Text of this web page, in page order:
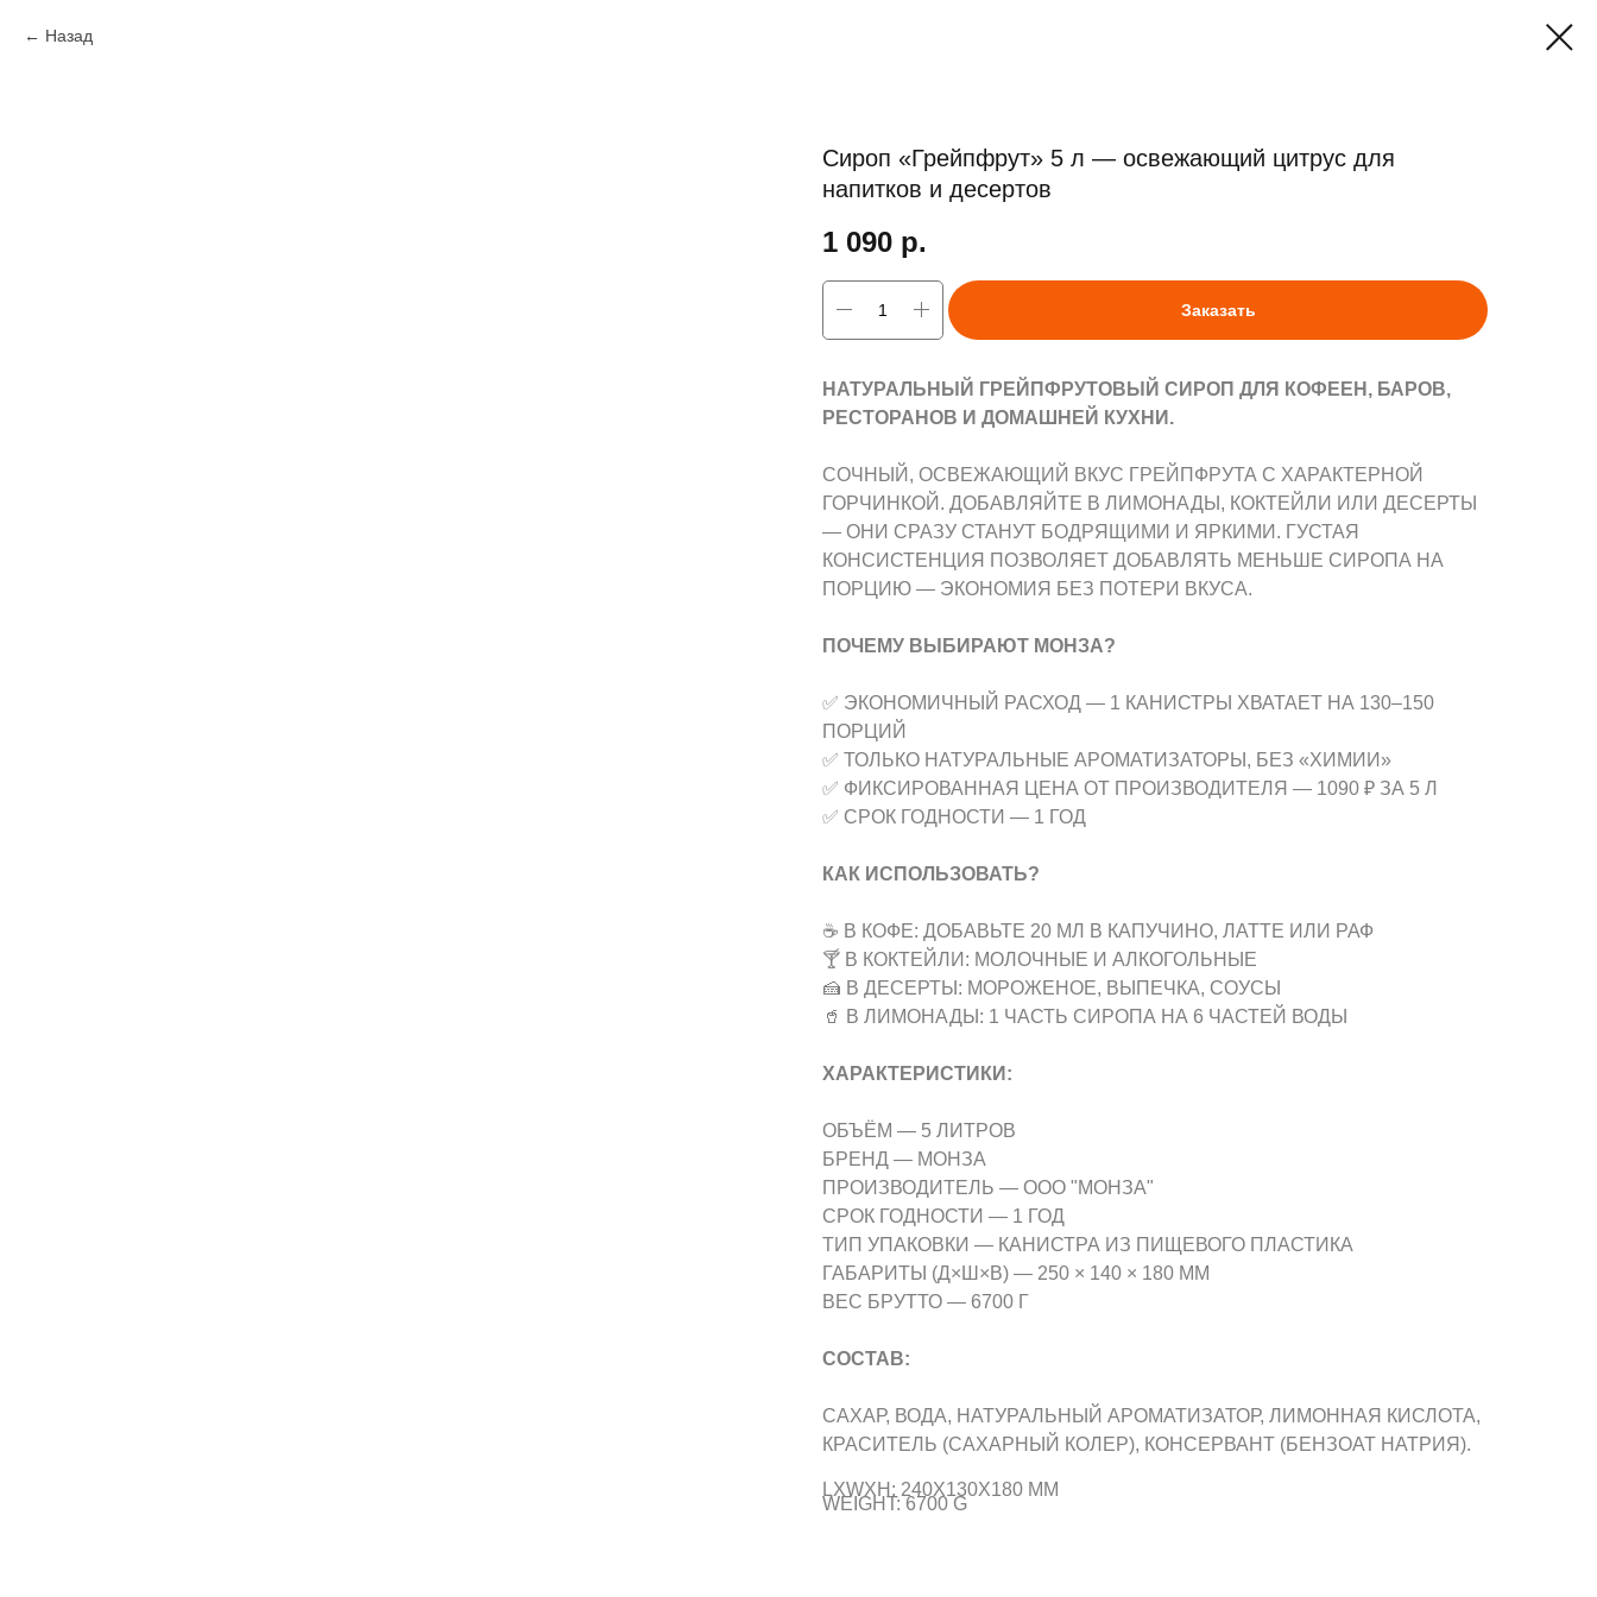
Назад
Сироп «Грейпфрут» 5 л — освежающий цитрус для
напитков и десертов
1 090 р.
Заказать
НАТУРАЛЬНЫЙ ГРЕЙПФРУТОВЫЙ СИРОП ДЛЯ КОФЕЕН, БАРОВ,
РЕСТОРАНОВ И ДОМАШНЕЙ КУХНИ.
СОЧНЫЙ, ОСВЕЖАЮЩИЙ ВКУС ГРЕЙПФРУТА С ХАРАКТЕРНОЙ
ГОРЧИНКОЙ. ДОБАВЛЯЙТЕ В ЛИМОНАДЫ, КОКТЕЙЛИ ИЛИ ДЕСЕРТЫ
— ОНИ СРАЗУ СТАНУТ БОДРЯЩИМИ И ЯРКИМИ. ГУСТАЯ
КОНСИСТЕНЦИЯ ПОЗВОЛЯЕТ ДОБАВЛЯТЬ МЕНЬШЕ СИРОПА НА
ПОРЦИЮ — ЭКОНОМИЯ БЕЗ ПОТЕРИ ВКУСА.
ПОЧЕМУ ВЫБИРАЮТ МОНЗА?
✅ ЭКОНОМИЧНЫЙ РАСХОД — 1 КАНИСТРЫ ХВАТАЕТ НА 130–150
ПОРЦИЙ
✅ ТОЛЬКО НАТУРАЛЬНЫЕ АРОМАТИЗАТОРЫ, БЕЗ «ХИМИИ»
✅ ФИКСИРОВАННАЯ ЦЕНА ОТ ПРОИЗВОДИТЕЛЯ — 1090 ₽ ЗА 5 Л
✅ СРОК ГОДНОСТИ — 1 ГОД
КАК ИСПОЛЬЗОВАТЬ?
☕ В КОФЕ: ДОБАВЬТЕ 20 МЛ В КАПУЧИНО, ЛАТТЕ ИЛИ РАФ
🍸 В КОКТЕЙЛИ: МОЛОЧНЫЕ И АЛКОГОЛЬНЫЕ
🍰 В ДЕСЕРТЫ: МОРОЖЕНОЕ, ВЫПЕЧКА, СОУСЫ
🥤 В ЛИМОНАДЫ: 1 ЧАСТЬ СИРОПА НА 6 ЧАСТЕЙ ВОДЫ
ХАРАКТЕРИСТИКИ:
ОБЪЁМ — 5 ЛИТРОВ
БРЕНД — МОНЗА
ПРОИЗВОДИТЕЛЬ — ООО "МОНЗА"
СРОК ГОДНОСТИ — 1 ГОД
ТИП УПАКОВКИ — КАНИСТРА ИЗ ПИЩЕВОГО ПЛАСТИКА
ГАБАРИТЫ (Д×Ш×В) — 250 × 140 × 180 ММ
ВЕС БРУТТО — 6700 Г
СОСТАВ:
САХАР, ВОДА, НАТУРАЛЬНЫЙ АРОМАТИЗАТОР, ЛИМОННАЯ КИСЛОТА,
КРАСИТЕЛЬ (САХАРНЫЙ КОЛЕР), КОНСЕРВАНТ (БЕНЗОАТ НАТРИЯ).
LXWXH: 240X130X180 MM
WEIGHT: 6700 G